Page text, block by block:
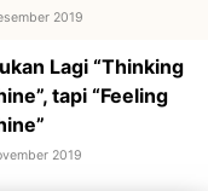
2019
Lagi “Thinking
tapi “Feeling
2019